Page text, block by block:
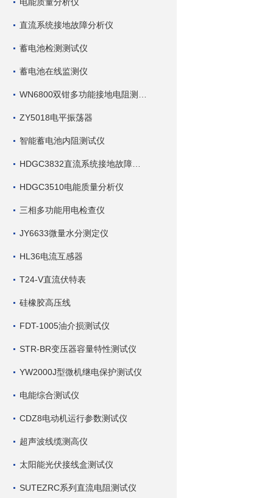
直流系统接地故障分析仪
蓄电池检测测试仪
蓄电池在线监测仪
ZY5018电平振荡器
智能蓄电池内阻测试仪
HDGC3510电能质量分析仪
三相多功能用电检查仪
JY6633微量水分测定仪
HL36电流互感器
T24-V直流伏特表
硅橡胶高压线
FDT-1005油介损测试仪
STR-BR变压器容量特性测试仪
YW2000J型微机继电保护测试仪
电能综合测试仪
CDZ8电动机运行参数测试仪
超声波线缆测高仪
太阳能光伏接线盒测试仪
SUTEZRC系列直流电阻测试仪